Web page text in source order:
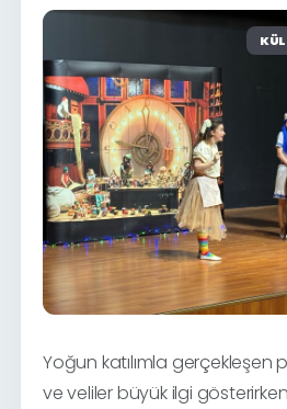
Yoğun katılımla
ve veliler büyük ilgi